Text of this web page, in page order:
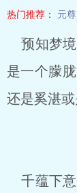
热门推荐： 元尊
预知梦境
是一个朦
还是奚湛或
千蕴下意